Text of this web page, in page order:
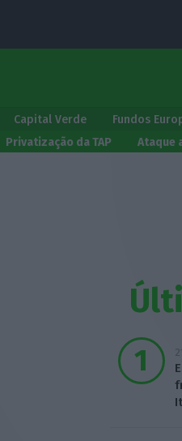
Capital Verde Fundos
Privatização da TAP Ataque